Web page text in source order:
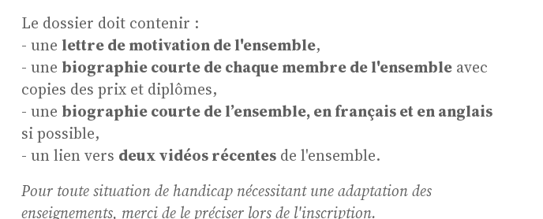
Le dossier doit contenir :
- une lettre de motivation de l'ensemble,
- une biographie courte de chaque membre de l'ensembleavec
copies des prix et diplômes,
- une biographie courte de l’ensemble, en français et en anglais
si possible,
- un lien vers deux vidéos récentesde l'ensemble.
Pour toute situation de handicap nécessitant une adaptation des
enseignements, merci de le préciser lors de l'inscription.